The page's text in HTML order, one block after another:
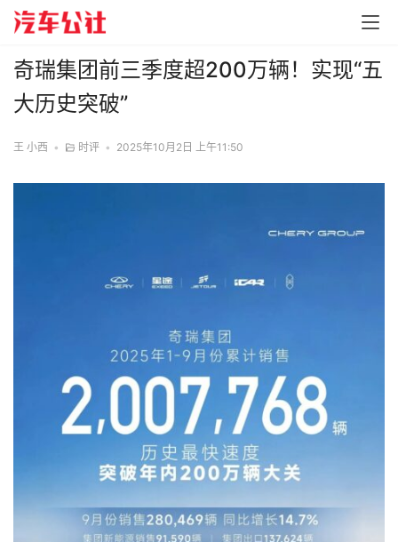
奇瑞集团前三季度超200万辆！实现“五
大历史突破”
王 小西 • 时评 • 2025年10月2日 上午11:50